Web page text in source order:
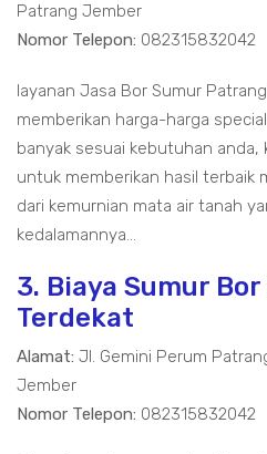
Patrang Jember
Nomor Telepon: 082315832042
layanan Jasa Bor Sumur
memberikan harga-harga
banyak sesuai kebutuhan anda,
untuk memberikan hasil terbaik
dari kemurnian mata air tanah
kedalamannya...
3. Biaya Sumur
Terdekat
Alamat: Jl. Gemini Perum
Jember
Nomor Telepon: 082315832042